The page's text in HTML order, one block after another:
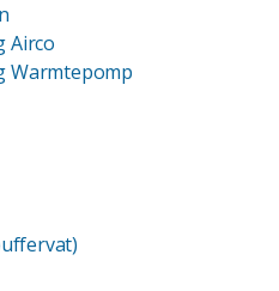
Airco
Warmtepomp